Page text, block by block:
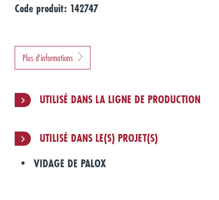
Code produit: 142747
Plus d'informations
UTILISÉ DANS LA LIGNE DE PRODUCTION
UTILISÉ DANS LE(S) PROJET(S)
VIDAGE DE PALOX